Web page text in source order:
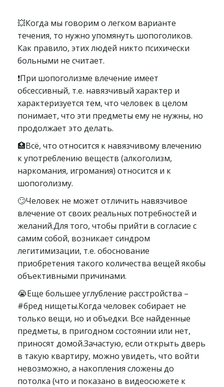
💥Когда мы говорим о легком варианте
течения, то нужно упомянуть шопоголиков.
Как правило, этих людей никто психически
больными не считает.
❗При шопоголизме влечение имеет
обсессивный, т.е. навязчивый характер и
характеризуется тем, что человек в целом
понимает, что эти предметы ему не нужны, но
продолжает это делать.
🏥Всё, что относится к навязчивому влечению
к употреблению веществ (алкоголизм,
наркомания, игромания) относится и к
шопоголизму.
🙄Человек не может отличить навязчивое
влечение от своих реальных потребностей и
желаний.Для того, чтобы прийти в согласие с
самим собой, возникает синдром
легитимизации, т.е. обоснование
приобретения такого количества вещей якобы
объективными причинами.
😭Еще большее углубление расстройства –
#бред нищеты.Когда человек собирает не
только вещи, но и объедки. Все найденные
предметы, в пригодном состоянии или нет,
приносят домой.Зачастую, если открыть дверь
в такую квартиру, можно увидеть, что войти
невозможно, а накопления сложены до
потолка (что и показано в видеосюжете к